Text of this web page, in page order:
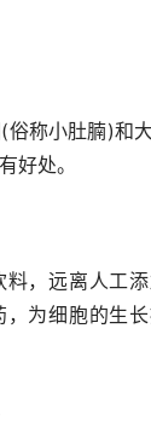
俗称小肚腩)和
好处。
，远离人工
为细胞的生